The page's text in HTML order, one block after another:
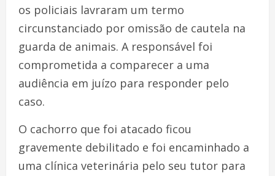
os policiais lavraram um termo
circunstanciado por omissão de cautela na
guarda de animais. A responsável foi
comprometida a comparecer a uma
audiência em juízo para responder pelo
caso.
O cachorro que foi atacado ficou
gravemente debilitado e foi encaminhado a
uma clínica veterinária pelo seu tutor para